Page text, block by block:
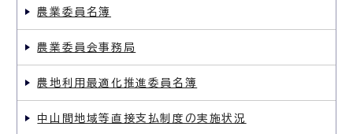
農業委員名簿
農業委員会事務局
農地利用最適化推進委員名簿
中山間地域等直接支払制度の実施状況